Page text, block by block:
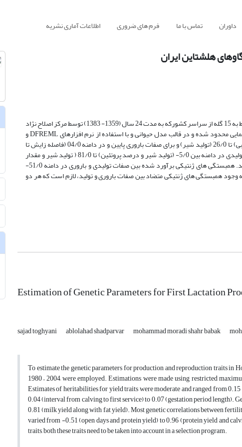
داوران تماس با ما فرم های ضروری اطلاعات آماری نشریه
هلشتاین ایران
به منظور برآورد پارامترهای ژنتیکی صفات تولیدی و باروری گاوهای هلشتاین ایران از اطلاعات مربوط به 15 گله از سراسر کشورکه به مدت 24 سال (1359- 1383) توسط مرکز اصلاح نژاد
دام کشور جمع آوری شده بود، استفاده گردید. برآورد ها با استفاده از روش حداکثر درست نمایی محدود شده و در قالب مدل حیوانی و با استفاده از نرم افزارهای DFREML و
MATVEC انجام شدند. برآورد وراثت پذیری صفات تولیدی متوسط و در دامنه 15/0 (مقدار چربی) تا 26/0 (تولید شیر) و برای صفات باروری پایین و در دامنه 04/0 (فاصله زایش تا
اولین تلقیح) تا 07/0 (طول آبستنی) متغیر بود. همبستگی های ژنتیکی برآورد شده برای صفات تولیدی در دامنه بین 5/0- (تولید شیر و درصد پروتئین) تا 81/0 ( تولید شیر و مقدار
چربی) برآورد شد. اغلب همبستگی های ژنتیکی بین صفات باروری نزدیک به صفر برآورد گردید. همبستگی های ژنتیکی برآورد شده بین صفات تولیدی و باروری در دامنه 51/0-
بود. در نتیجه وجود همبستگی های ژنتیکی متضاد بین صفات باروری و تولید، لازم است که هر دو
Estimation of Genetic Parameters for First Lactation
sajad toghyani ablolahad shadparvar mohammad moradi shahr babak
To estimate the genetic parameters for production and reproduction traits
1980 – 2004, were employed. Estimations were made using restricted
Estimates of heritabilities for yield traits were moderate and ranged from
0.04 (interval from calving to first service) to 0.07 (gestation period length).
0.81 (milk yield along with fat yield). Most genetic correlations between
varied from -0.51 (open days and protein yield) to 0.96 (protein yield and
traits, both these traits need to be taken into account in a selection program.